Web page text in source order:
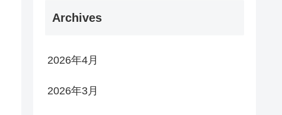
Archives
2026年4月
2026年3月